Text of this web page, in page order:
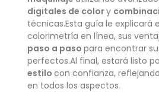
digitales de colory
técnicas.Esta guía le explicará
colorimetría en línea, sus
paso a paso para encontrar
perfectos.Al final, estará listo
estilo con confianza,
en todos los aspectos.